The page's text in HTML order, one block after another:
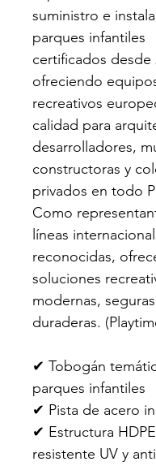
suministro e
parques infantiles
certificados desde
ofreciendo
recreativos
calidad para
desarrolladores,
constructoras y
privados en todo
Como
líneas
reconocidas,
soluciones
modernas,
duraderas.
✔ Tobogán
parques infantiles
✔ Pista de acero
✔ Estructura HDPE
resistente UV y